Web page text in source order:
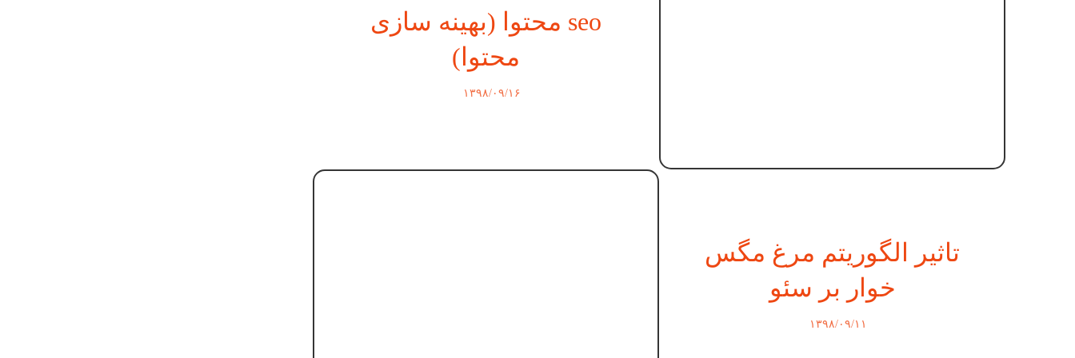
seo محتوا (بهینه سازی
محتوا)
۱۳۹۸/۰۹/۱۶
تاثیر الگوریتم مرغ مگس
خوار بر سئو
۱۳۹۸/۰۹/۱۱